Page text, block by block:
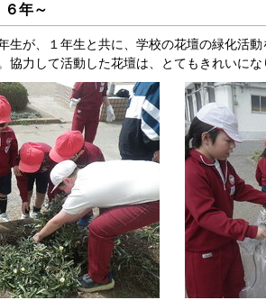
年～
生が、１年生と共に、学校の花壇の緑化活
協力して活動した花壇は、とてもきれいに